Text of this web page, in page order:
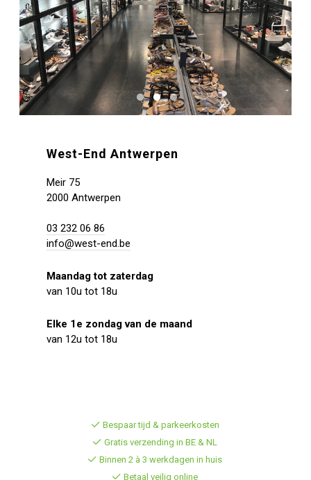
West-End Antwerpen
Meir 75
2000 Antwerpen
03 232 06 86
info@west-end.be
Maandag tot zaterdag
van 10u tot 18u
Elke 1e zondag van de maand
van 12u tot 18u
Bespaar tijd & parkeerkosten
Gratis verzending in BE & NL
Binnen 2 à 3 werkdagen in huis
Betaal veilig online